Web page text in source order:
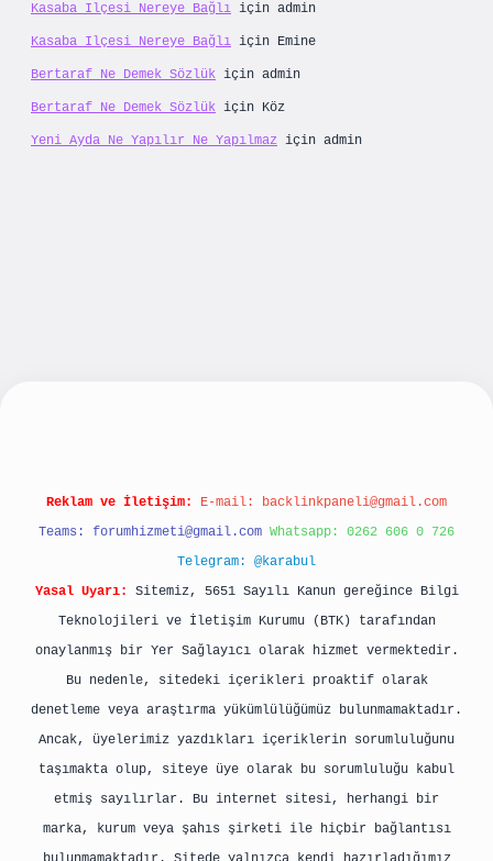
Kasaba Ilçesi Nereye Bağlı için admin
Kasaba Ilçesi Nereye Bağlı için Emine
Bertaraf Ne Demek Sözlük için admin
Bertaraf Ne Demek Sözlük için Köz
Yeni Ayda Ne Yapılır Ne Yapılmaz için admin
Reklam ve İletişim: E-mail: backlinkpaneli@gmail.com
Teams: forumhizmeti@gmail.com Whatsapp: 0262 606 0 726
Telegram: @karabul
Yasal Uyarı:
Sitemiz, 5651 Sayılı Kanun gereğince Bilgi
Teknolojileri ve İletişim Kurumu (BTK) tarafından
onaylanmış bir Yer Sağlayıcı olarak hizmet vermektedir.
Bu nedenle, sitedeki içerikleri proaktif olarak
denetleme veya araştırma yükümlülüğümüz bulunmamaktadır.
Ancak, üyelerimiz yazdıkları içeriklerin sorumluluğunu
taşımakta olup, siteye üye olarak bu sorumluluğu kabul
etmiş sayılırlar. Bu internet sitesi, herhangi bir
marka, kurum veya şahıs şirketi ile hiçbir bağlantısı